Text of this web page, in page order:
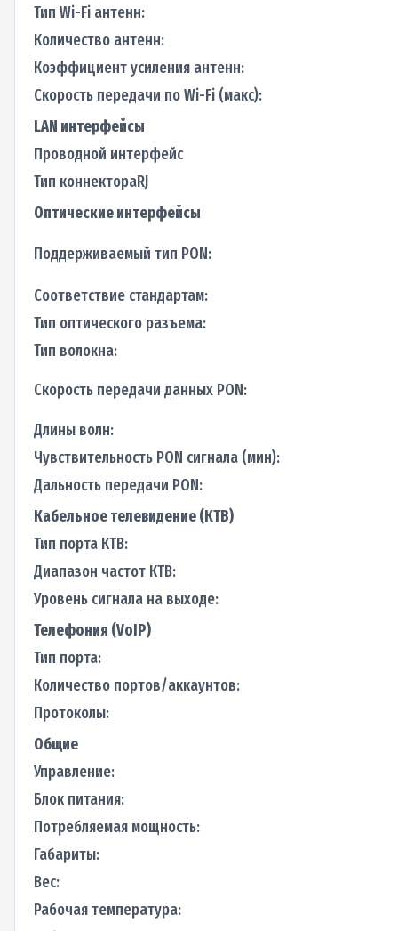
Тип Wi-Fi антенн:
Количество антенн:
Коэффициент усиления антенн:
Скорость передачи по Wi-Fi (макс):
LAN интерфейсы
Проводной интерфейс
Тип коннектораRJ
Оптические интерфейсы
Поддерживаемый тип PON:
Соответствие стандартам:
Тип оптического разъема:
Тип волокна:
Скорость передачи данных PON:
Длины волн:
Чувствительность PON сигнала (мин):
Дальность передачи PON:
Кабельное телевидение (КТВ)
Тип порта КТВ:
Диапазон частот КТВ:
Уровень сигнала на выходе:
Телефония (VoIP)
Тип порта:
Количество портов/аккаунтов:
Протоколы:
Общие
Управление:
Блок питания:
Потребляемая мощность:
Габариты:
Вес:
Рабочая температура: